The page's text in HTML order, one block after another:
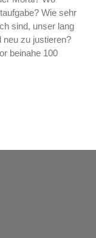
Wie sehr
sind, unser lang
neu zu justieren?
beinahe 100